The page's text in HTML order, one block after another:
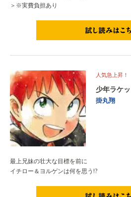
＞※実費負担あり
人気急上昇
少年ラケ
掛丸翔
最上兄妹の壮大な目標を前に
イチロー＆ヨルゲンは何を思う!?